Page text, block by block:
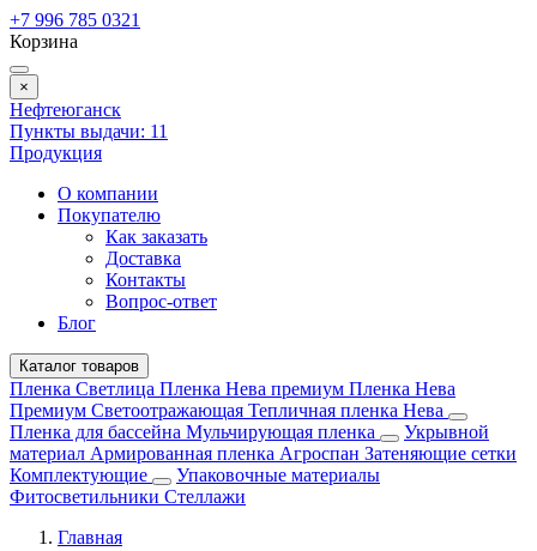
+7 996 785 0321
Корзина
×
Нефтеюганск
Пункты выдачи: 11
Продукция
О компании
Покупателю
Как заказать
Доставка
Контакты
Вопрос-ответ
Блог
Каталог товаров
Пленка Светлица Пленка Нева премиум Пленка Нева
Премиум Светоотражающая Тепличная пленка Нева
Пленка для бассейна Мульчирующая пленка
Укрывной
материал Армированная пленка Агроспан Затеняющие сетки
Комплектующие
Упаковочные материалы
Фитосветильники Стеллажи
Главная